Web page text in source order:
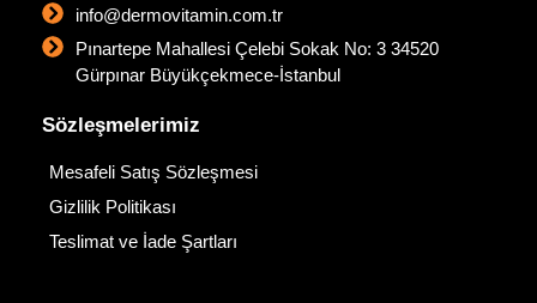
info@dermovitamin.com.tr
Pınartepe Mahallesi Çelebi Sokak No: 3 34520
Gürpınar Büyükçekmece-İstanbul
Sözleşmelerimiz
Mesafeli Satış Sözleşmesi
Gizlilik Politikası
Teslimat ve İade Şartları